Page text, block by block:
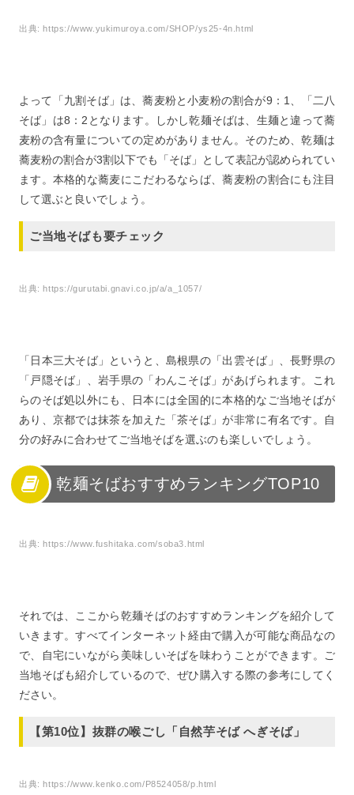
出典:https://www.yukimuroya.com/SHOP/ys25-4n.html
よって「九割そば」は、蕎麦粉と小麦粉の割合が9：1、「二八
そば」は8：2となります。しかし乾麺そばは、生麺と違って蕎
麦粉の含有量についての定めがありません。そのため、乾麺は
蕎麦粉の割合が3割以下でも「そば」として表記が認められてい
ます。本格的な蕎麦にこだわるならば、蕎麦粉の割合にも注目
して選ぶと良いでしょう。
ご当地そばも要チェック
出典:https://gurutabi.gnavi.co.jp/a/a_1057/
「日本三大そば」というと、島根県の「出雲そば」、長野県の
「戸隠そば」、岩手県の「わんこそば」があげられます。これ
らのそば処以外にも、日本には全国的に本格的なご当地そばが
あり、京都では抹茶を加えた「茶そば」が非常に有名です。自
分の好みに合わせてご当地そばを選ぶのも楽しいでしょう。
乾麺そばおすすめランキングTOP10
出典:https://www.fushitaka.com/soba3.html
それでは、ここから乾麺そばのおすすめランキングを紹介して
いきます。すべてインターネット経由で購入が可能な商品なの
で、自宅にいながら美味しいそばを味わうことができます。ご
当地そばも紹介しているので、ぜひ購入する際の参考にしてく
ださい。
【第10位】抜群の喉ごし「自然芋そば へぎそば」
出典:https://www.kenko.com/P8524058/p.html